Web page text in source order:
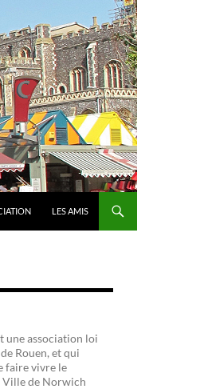
LES AMIS
une association loi
Rouen, et qui
faire vivre le
Ville de Norwich